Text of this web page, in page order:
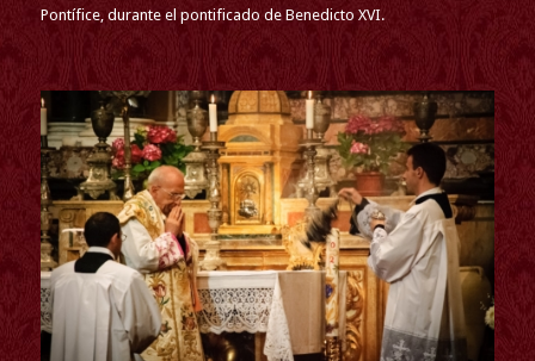
Pontífice, durante el pontificado de Benedicto XVI.